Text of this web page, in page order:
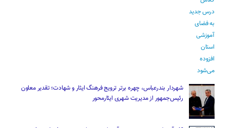
شهردار بندرعباس، چهره برتر ترویج فرهنگ ایثار و شهادت؛ تقدیر معاون
رئیس‌جمهور از مدیریت شهری ایثارمحور